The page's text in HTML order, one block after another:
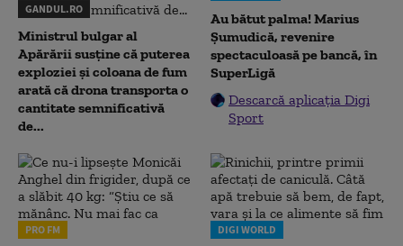
GANDUL.RO
Ministrul bulgar al
Apărării susține că puterea
exploziei și coloana de fum
arată că drona transporta o
cantitate semnificativă
de...
Au bătut palma! Marius
Șumudică, revenire
spectaculoasă pe bancă, în
SuperLigă
Descarcă aplicația Digi
Sport
PRO FM DIGI WORLD